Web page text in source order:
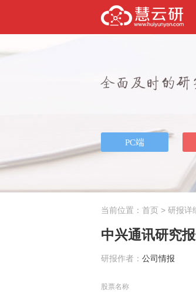
当前位置： 首页 > 研报详
中兴通讯研究
研报作者： 公司情报
股票名称